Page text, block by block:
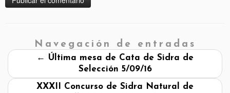
Navegación de entradas
← Última mesa de Cata de Sidra de
Selección 5/09/16
XXXII Concurso de Sidra Natural de